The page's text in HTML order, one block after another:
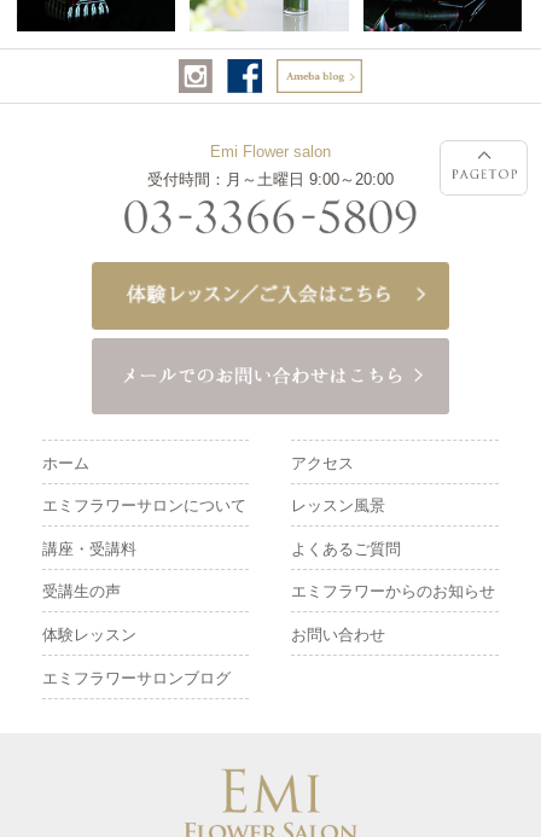
Emi Flower salon
受付時間：月～土曜日 9:00～20:00
ホーム アクセス
エミフラワーサロンについて レッスン風景
講座・受講料 よくあるご質問
受講生の声 エミフラワーからのお知らせ
体験レッスン お問い合わせ
エミフラワーサロンブログ